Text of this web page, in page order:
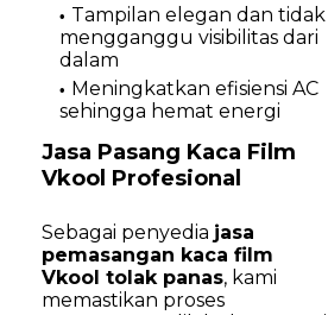
Tampilan elegan dan tidak
mengganggu visibilitas dari
dalam
Meningkatkan efisiensi AC
sehingga hemat energi
Jasa Pasang Kaca Film
Vkool Profesional
Sebagai penyedia jasa
pemasangan kaca film
Vkool tolak panas, kami
memastikan proses